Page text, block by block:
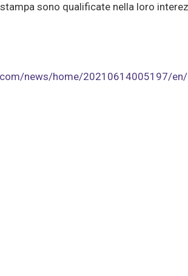
sono qualificate nella loro
news/home/20210614005197/en/